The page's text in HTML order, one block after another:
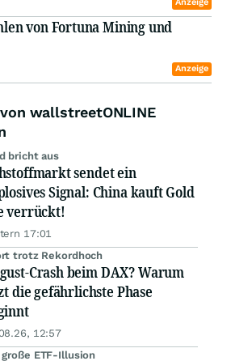
von Fortuna Mining und
Anzeige
wallstreetONLINE
bricht aus
sendet ein
Signal: China kauft Gold
verrückt!
17:01
trotz Rekordhoch
Crash beim DAX? Warum
die gefährlichste Phase
12:57
große ETF-Illusion